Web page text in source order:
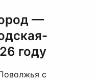
—
году
с